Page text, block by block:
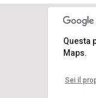
Questa
Maps.
Sei il